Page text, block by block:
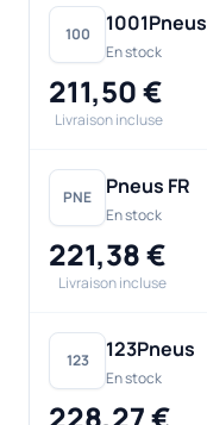
100 1001Pneus
En stock
211,50 €
Livraison incluse
PNE Pneus FR
En stock
221,38 €
Livraison incluse
123 123Pneus
En stock